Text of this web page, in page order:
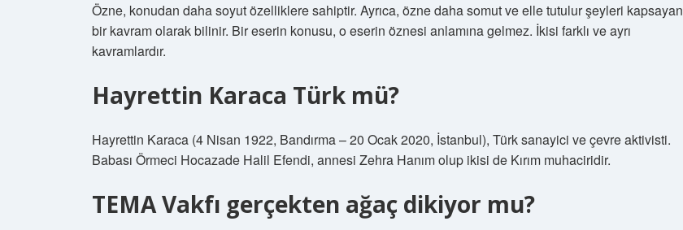
Özne, konudan daha soyut özelliklere sahiptir. Ayrıca, özne daha somut ve elle tutulur şeyleri kapsayan
bir kavram olarak bilinir. Bir eserin konusu, o eserin öznesi anlamına gelmez. İkisi farklı ve ayrı
kavramlardır.
Hayrettin Karaca Türk mü?
Hayrettin Karaca (4 Nisan 1922, Bandırma – 20 Ocak 2020, İstanbul), Türk sanayici ve çevre aktivisti.
Babası Örmeci Hocazade Halil Efendi, annesi Zehra Hanım olup ikisi de Kırım muhaciridir.
TEMA Vakfı gerçekten ağaç dikiyor mu?